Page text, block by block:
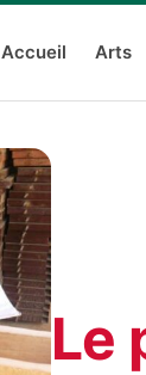
Accueil Arts
Le